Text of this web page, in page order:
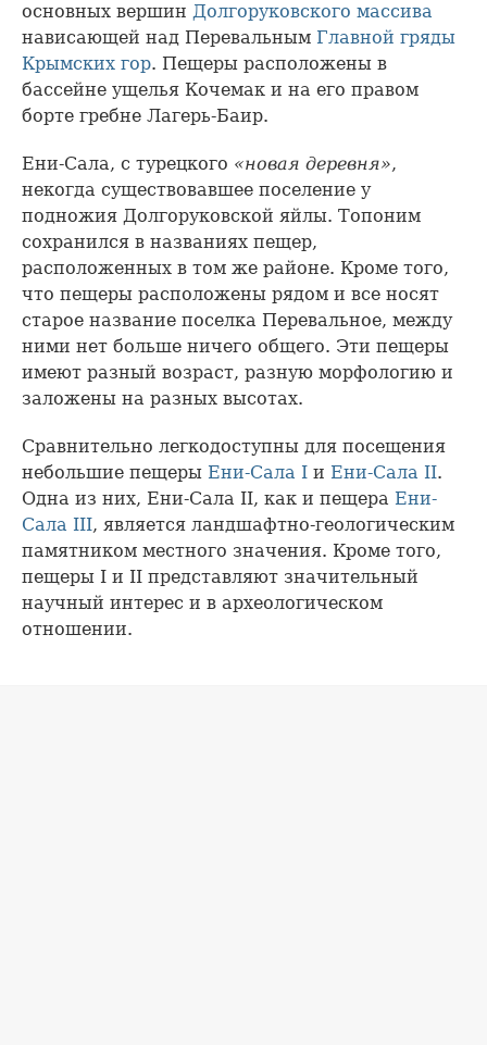
основных вершин Долгоруковского массива
нависающей над Перевальным Главной гряды
Крымских гор. Пещеры расположены в
бассейне ущелья Кочемак и на его правом
борте гребне Лагерь-Баир.
Ени-Сала, с турецкого «новая деревня»,
некогда существовавшее поселение у
подножия Долгоруковской яйлы. Топоним
сохранился в названиях пещер,
расположенных в том же районе. Кроме того,
что пещеры расположены рядом и все носят
старое название поселка Перевальное, между
ними нет больше ничего общего. Эти пещеры
имеют разный возраст, разную морфологию и
заложены на разных высотах.
Сравнительно легкодоступны для посещения
небольшие пещеры Ени-Сала I и Ени-Сала II.
Одна из них, Ени-Сала II, как и пещера Ени-
Сала III, является ландшафтно-геологическим
памятником местного значения. Кроме того,
пещеры I и II представляют значительный
научный интерес и в археологическом
отношении.